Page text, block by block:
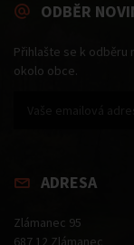
ODBĚR
Přihlašte se k
okolo obce.
ADRESA
Zlámanec 95
687 12 Zlámanec